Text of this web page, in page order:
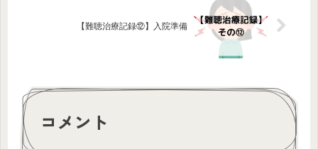
【難聴治療記録⑫】入院準備
コメント